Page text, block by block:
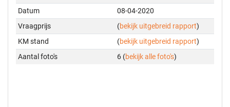
Datum
08-04-2020
Vraagprijs
(bekijk uitgebreid rapport)
KM stand
(bekijk uitgebreid rapport)
Aantal foto's
6 (bekijk alle foto's)